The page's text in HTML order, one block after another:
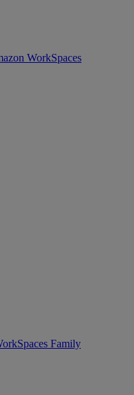
WorkSpaces
Family